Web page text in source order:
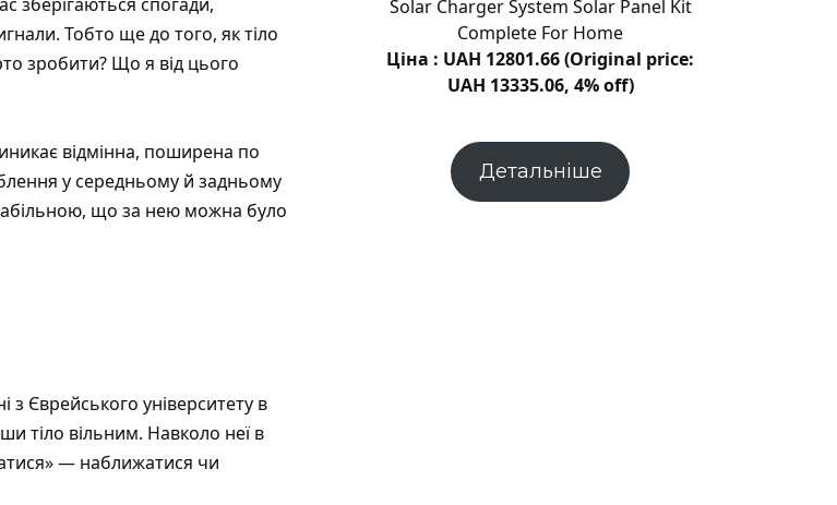
Тобто ще до того, як тіло
зробити? Що я від цього
відмінна, поширена по
у середньому й задньому
що за нею можна було
з Єврейського університету в
тіло вільним. Навколо неї в
— наближатися чи
Solar Charger System Solar Panel Kit
Complete For Home
Ціна : UAH 12801.66 (Original price:
UAH 13335.06, 4% off)
Детальніше